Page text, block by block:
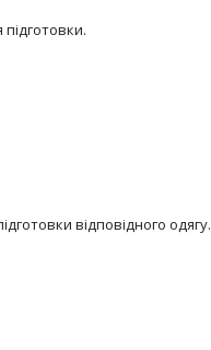
відповідного одягу.